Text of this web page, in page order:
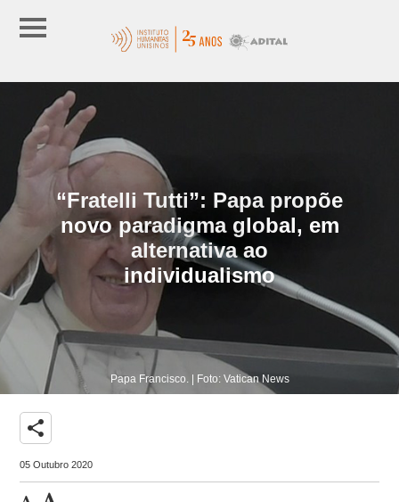
“Fratelli Tutti”: Papa propõe
novo paradigma global, em
alternativa ao
individualismo
Papa Francisco. | Foto: Vatican News
share
05 Outubro 2020